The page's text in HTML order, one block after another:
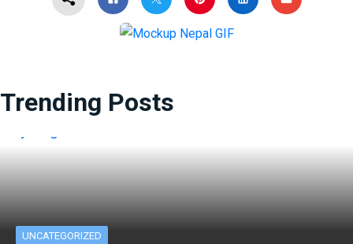
Trending Posts
UNCATEGORIZED